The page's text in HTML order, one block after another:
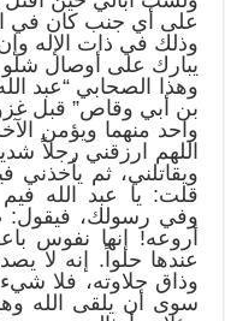
على أي جنب كان في
وذلك في ذات الإله
يبارك على أوصال
وهذا الصحابي “عبد
بن أبي وقاص” قبل
واحد منهما ويؤمن
اللهم ارزقني رجلاً
ويقاتلني، ثم يأخذني
قلت: يا عبد الله
وفي رسولك، فيقول:
أروعه! إنها نفوس
عندها حلواً. إنه لا
وذاق حلاوته، فلا
سوى أن يلقى الله